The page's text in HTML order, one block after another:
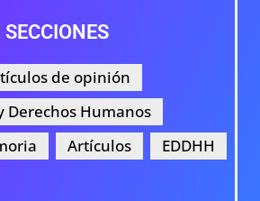
SECCIONES
de opinión
Derechos Humanos
Artículos EDDHH